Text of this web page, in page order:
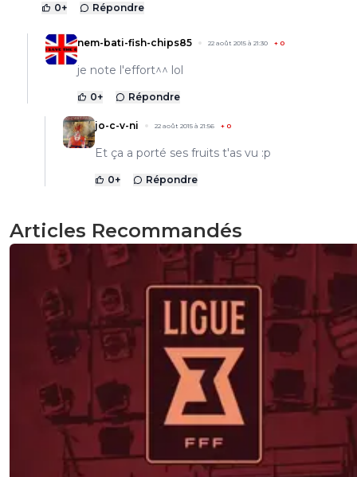
0+ Répondre
nem-bati-fish-chips85 22 août 2015 à 21:30 + 0
je note l'effort^^ lol
0+ Répondre
jo-c-v-ni 22 août 2015 à 21:56 + 0
Et ça a porté ses fruits t'as vu :p
0+ Répondre
Articles Recommandés